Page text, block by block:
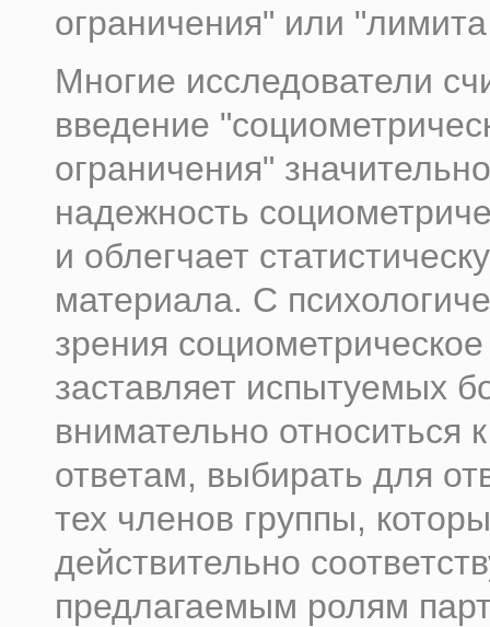
ограничения" или
Многие исследователи
введение
ограничения"
надежность
и облегчает
материала. С
зрения
заставляет испытуемых
внимательно относиться
ответам, выбирать для
тех членов группы,
действительно
предлагаемым ролям